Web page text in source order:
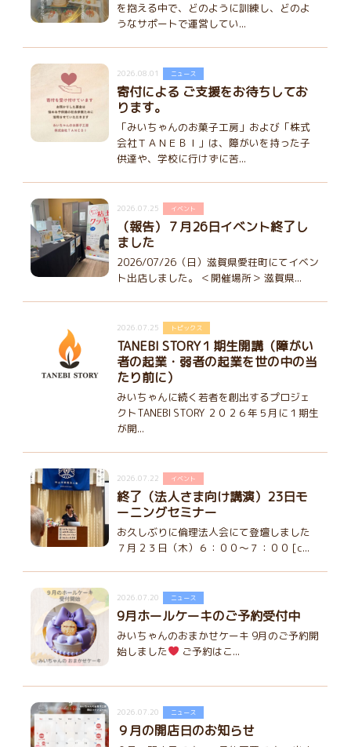
を抱える中で、どのように訓練し、どのよ
うなサポートで運営してい...
2026.08.01 ニュース
寄付による ご支援をお待ちしてお
ります。
「みいちゃんのお菓子工房」および「株式
会社ＴＡＮＥＢＩ」は、障がいを持った子
供達や、学校に行けずに苦...
2026.07.25 イベント
（報告）７月26日イベント終了し
ました
2026/07/26（日）滋賀県愛荘町にてイベン
ト出店しました。 ＜開催場所＞ 滋賀県...
2026.07.25 トピックス
TANEBI STORY１期生開講（障がい
者の起業・弱者の起業を世の中の当
たり前に）
みいちゃんに続く若者を創出するプロジェ
クトTANEBI STORY ２０２６年５月に１期生
が開...
2026.07.22 イベント
終了（法人さま向け講演）23日モ
ーニングセミナー
お久しぶりに倫理法人会にて登壇しました
７月２３日（木）６：００～７：００ [c...
2026.07.20 ニュース
9月ホールケーキのご予約受付中
みいちゃんのおまかせケーキ 9月のご予約開
始しました
ご予約はこ...
2026.07.20 ニュース
９月の開店日のお知らせ